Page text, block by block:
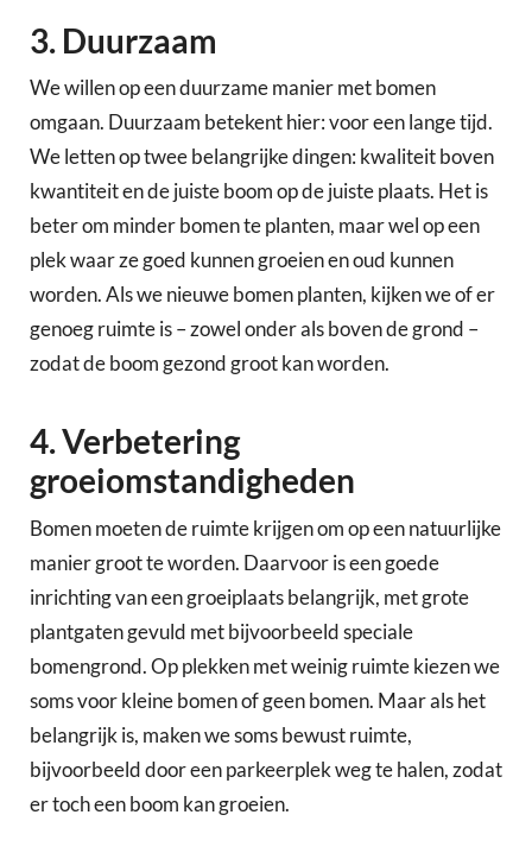
3. Duurzaam
We willen op een duurzame manier met bomen
omgaan. Duurzaam betekent hier: voor een lange tijd.
We letten op twee belangrijke dingen: kwaliteit boven
kwantiteit en de juiste boom op de juiste plaats. Het is
beter om minder bomen te planten, maar wel op een
plek waar ze goed kunnen groeien en oud kunnen
worden. Als we nieuwe bomen planten, kijken we of er
genoeg ruimte is – zowel onder als boven de grond –
zodat de boom gezond groot kan worden.
4. Verbetering
groeiomstandigheden
Bomen moeten de ruimte krijgen om op een natuurlijke
manier groot te worden. Daarvoor is een goede
inrichting van een groeiplaats belangrijk, met grote
plantgaten gevuld met bijvoorbeeld speciale
bomengrond. Op plekken met weinig ruimte kiezen we
soms voor kleine bomen of geen bomen. Maar als het
belangrijk is, maken we soms bewust ruimte,
bijvoorbeeld door een parkeerplek weg te halen, zodat
er toch een boom kan groeien.